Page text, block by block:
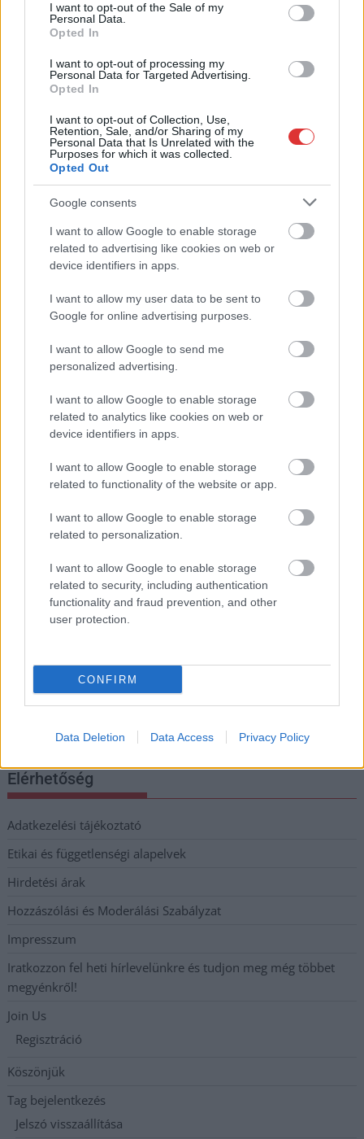
I want to opt-out of the Sale of my
Personal Data.
Opted In
I want to opt-out of processing my
Personal Data for Targeted Advertising.
Opted In
I want to opt-out of Collection, Use,
Retention, Sale, and/or Sharing of my
Personal Data that Is Unrelated with the
Purposes for which it was collected.
Opted Out
Google consents
I want to allow Google to enable storage
related to advertising like cookies on web or
device identifiers in apps.
I want to allow my user data to be sent to
Google for online advertising purposes.
I want to allow Google to send me
personalized advertising.
I want to allow Google to enable storage
related to analytics like cookies on web or
device identifiers in apps.
I want to allow Google to enable storage
related to functionality of the website or app.
I want to allow Google to enable storage
related to personalization.
I want to allow Google to enable storage
related to security, including authentication
functionality and fraud prevention, and other
user protection.
CONFIRM
Data Deletion Data Access Privacy Policy
Sok volt az igazolatlan hiányzás, Pócs János fizetéslevonást
kapott, más fideszesek még kevesebbet vittek haza
A Szolnok megyei gazdák nagyon nem akarták a JÉGER
további üzemeltetését
állapotban levő buszmegálló mutatja, hogy Szolnok mennyire
élhető város
Pénteken újra csökken a benzin és a gázolaj ára is
Napokon belül megválasztja az új köztársasági elnököt az
Országgyűlés
Kiterjedt tüzek pusztítanak az országban, köztük Karcagon
javítottak, helikoptereket is bevetettek a tüzeknél
számoltak be a szolnoki börtönből
vasútvonal közlekedését
A polgármester a szolnoki cégekhez fordult: több száz
Csődbe ment a tószegi Accell Hunland, a hazai
kerékpárgyártás meghatározó szereplője
Egyszer fent, egyszer lent, így festett a Duna a két évvel
ezelőtti árvíz idején és így most – fotógyűjtemény
ugyanazokból a szögekből
Ilyenek eddig a tapasztalatok a vendégektől – a hőhullám
miatt ingyenes a strandolás Szolnokon
Közzétették a szakértői állásfoglalást, a Fiumei úti fák
Elérhetőség
Adatkezelési tájékoztató
Etikai és függetlenségi alapelvek
Hirdetési árak
Hozzászólási és Moderálási Szabályzat
Impresszum
Iratkozzon fel heti hírlevelünkre és tudjon meg még többet
megyénkről!
Join Us
Regisztráció
Köszönjük
Tag bejelentkezés
Jelszó visszaállítása